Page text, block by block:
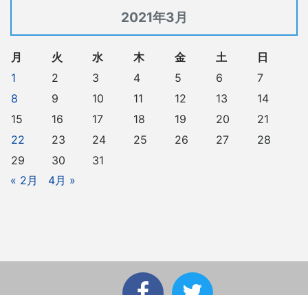
2021年3月
月 火 水 木 金 土
日
1
2 3 4 5 6
7
8
9 10 11 12 13
14
15
16 17 18 19 20
21
22
23 24 25 26 27
28
29
30
31
« 2月
4月 »